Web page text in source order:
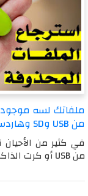
ملفاتك لسه
من USB وSD وهاردسك حتى لو انحذفت نهائياً 🔄
في كثير من
من USB أو كرت الذاكرة أو حتى اله…